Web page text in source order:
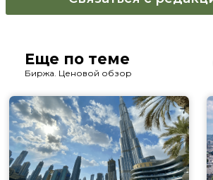
Еще по теме
Биржа. Ценовой обзор